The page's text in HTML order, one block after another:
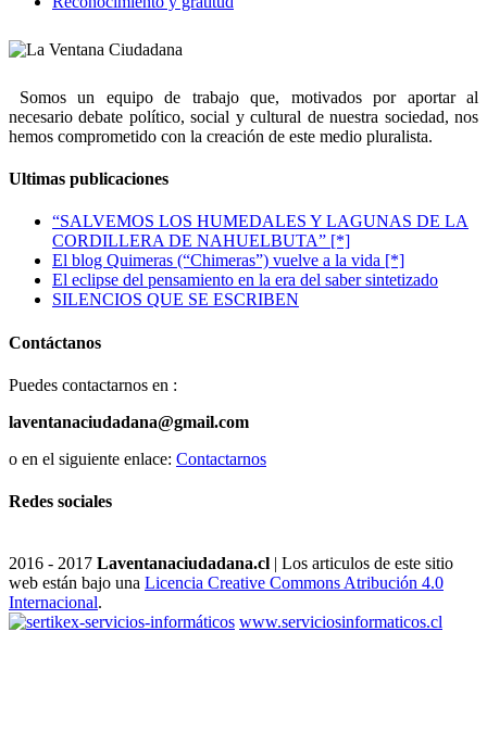
Somos un equipo de trabajo que, motivados por aportar al
necesario debate político, social y cultural de nuestra sociedad, nos
hemos comprometido con la creación de este medio pluralista.
Ultimas publicaciones
“SALVEMOS LOS HUMEDALES Y LAGUNAS DE LA
CORDILLERA DE NAHUELBUTA” [*]
El blog Quimeras (“Chimeras”) vuelve a la vida [*]
El eclipse del pensamiento en la era del saber sintetizado
SILENCIOS QUE SE ESCRIBEN
Contáctanos
Puedes contactarnos en :
laventanaciudadana@gmail.com
o en el siguiente enlace: Contactarnos
Redes sociales
2016 - 2017 Laventanaciudadana.cl | Los articulos de este sitio
web están bajo una Licencia Creative Commons Atribución 4.0
Internacional.
www.serviciosinformaticos.cl